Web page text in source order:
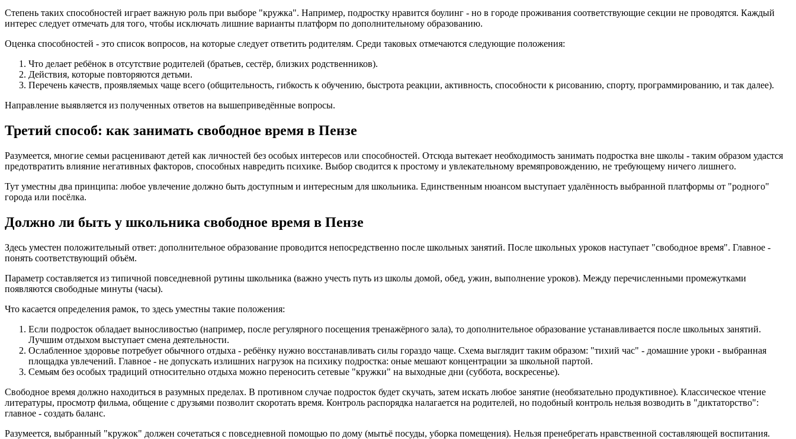
Степень таких способностей играет важную роль при выборе "кружка". Например, подростку нравится боулинг - но в городе проживания соответствующие секции не проводятся. Каждый
интерес следует отмечать для того, чтобы исключать лишние варианты платформ по дополнительному образованию.
Оценка способностей - это список вопросов, на которые следует ответить родителям. Среди таковых отмечаются следующие положения:
Что делает ребёнок в отсутствие родителей (братьев, сестёр, близких родственников).
Действия, которые повторяются детьми.
Перечень качеств, проявляемых чаще всего (общительность, гибкость к обучению, быстрота реакции, активность, способности к рисованию, спорту, программированию, и так далее).
Направление выявляется из полученных ответов на вышеприведённые вопросы.
Третий способ: как занимать свободное время в Пензе
Разумеется, многие семьи расценивают детей как личностей без особых интересов или способностей. Отсюда вытекает необходимость занимать подростка вне школы - таким образом удастся
предотвратить влияние негативных факторов, способных навредить психике. Выбор сводится к простому и увлекательному времяпровождению, не требующему ничего лишнего.
Тут уместны два принципа: любое увлечение должно быть доступным и интересным для школьника. Единственным нюансом выступает удалённость выбранной платформы от "родного"
города или посёлка.
Должно ли быть у школьника свободное время в Пензе
Здесь уместен положительный ответ: дополнительное образование проводится непосредственно после школьных занятий. После школьных уроков наступает "свободное время". Главное -
понять соответствующий объём.
Параметр составляется из типичной повседневной рутины школьника (важно учесть путь из школы домой, обед, ужин, выполнение уроков). Между перечисленными промежутками
появляются свободные минуты (часы).
Что касается определения рамок, то здесь уместны такие положения:
Если подросток обладает выносливостью (например, после регулярного посещения тренажёрного зала), то дополнительное образование устанавливается после школьных занятий.
Лучшим отдыхом выступает смена деятельности.
Ослабленное здоровье потребует обычного отдыха - ребёнку нужно восстанавливать силы гораздо чаще. Схема выглядит таким образом: "тихий час" - домашние уроки - выбранная
площадка увлечений. Главное - не допускать излишних нагрузок на психику подростка: оные мешают концентрации за школьной партой.
Семьям без особых традиций относительно отдыха можно переносить сетевые "кружки" на выходные дни (суббота, воскресенье).
Свободное время должно находиться в разумных пределах. В противном случае подросток будет скучать, затем искать любое занятие (необязательно продуктивное). Классическое чтение
литературы, просмотр фильма, общение с друзьями позволит скоротать время. Контроль распорядка налагается на родителей, но подобный контроль нельзя возводить в "диктаторство":
главное - создать баланс.
Разумеется, выбранный "кружок" должен сочетаться с повседневной помощью по дому (мытьё посуды, уборка помещения). Нельзя пренебрегать нравственной составляющей воспитания.